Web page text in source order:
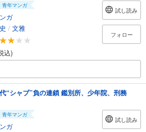
青年マンガ
ガ
/ 文雅
込)
試し読み
フォロー
“シャブ”負の連鎖 鑑別所、少年院、刑務
青年マンガ
ガ
試し読み